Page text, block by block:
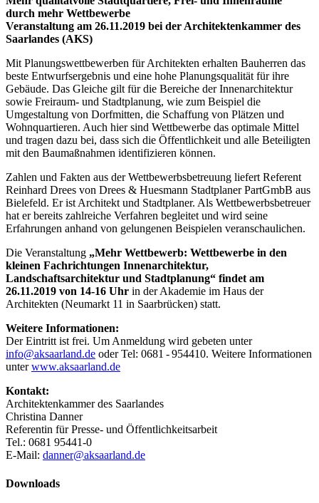
durch mehr Wettbewerbe
Veranstaltung am 26.11.2019 bei der Architektenkammer des
Saarlandes (AKS)
Mit Planungswettbewerben für Architekten erhalten Bauherren das
beste Entwurfsergebnis und eine hohe Planungsqualität für ihre
Gebäude. Das Gleiche gilt für die Bereiche der Innenarchitektur
sowie Freiraum- und Stadtplanung, wie zum Beispiel die
Umgestaltung von Dorfmitten, die Schaffung von Plätzen und
Wohnquartieren. Auch hier sind Wettbewerbe das optimale Mittel
und tragen dazu bei, dass sich die Öffentlichkeit und alle Beteiligten
mit den Baumaßnahmen identifizieren können.
Zahlen und Fakten aus der Wettbewerbsbetreuung liefert Referent
Reinhard Drees von Drees & Huesmann Stadtplaner PartGmbB aus
Bielefeld. Er ist Architekt und Stadtplaner. Als Wettbewerbsbetreuer
hat er bereits zahlreiche Verfahren begleitet und wird seine
Erfahrungen anhand von gelungenen Beispielen veranschaulichen.
Die Veranstaltung „Mehr Wettbewerb: Wettbewerbe in den
kleinen Fachrichtungen Innenarchitektur,
Landschaftsarchitektur und Stadtplanung“ findet am
26.11.2019 von 14-16 Uhr in der Akademie im Haus der
Architekten (Neumarkt 11 in Saarbrücken) statt.
Weitere Informationen:
Der Eintritt ist frei. Um Anmeldung wird gebeten unter
info@aksaarland.de oder Tel: 0681 - 954410. Weitere Informationen
unterwww.aksaarland.de
Kontakt:
Architektenkammer des Saarlandes
Christina Danner
Referentin für Presse- und Öffentlichkeitsarbeit
Tel.: 0681 95441-0
E-Mail: danner@aksaarland.de
Downloads